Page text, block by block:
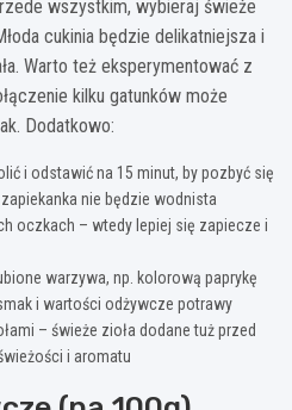
wszystkim, wybieraj świeże
cukinia będzie delikatniejsza i
Warto też eksperymentować z
kilku gatunków może
Dodatkowo:
i odstawić na 15 minut, by pozbyć się
nie będzie wodnista
oczkach – wtedy lepiej się zapiecze i
warzywa, np. kolorową paprykę
i wartości odżywcze potrawy
– świeże zioła dodane tuż przed
i aromatu